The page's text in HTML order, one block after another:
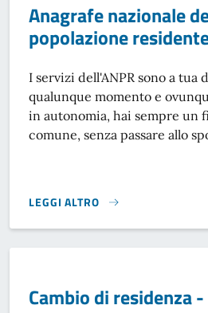
Anagrafe nazionale
popolazione
I servizi dell'ANPR sono a tua
qualunque momento e
in autonomia, hai sempre un
comune, senza passare allo
LEGGI ALTRO
ANAGRAFE NAZIONALE DELLA
Cambio di residenza -